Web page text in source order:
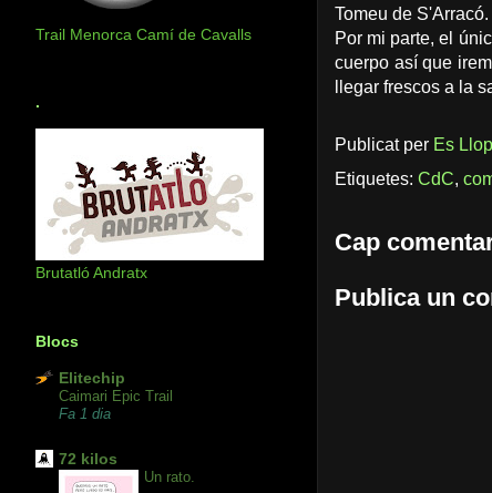
Tomeu de S'Arracó.
Por mi parte, el
cuerpo así que
llegar frescos a la
Publicat per Es
Etiquetes: CdC,
Cap
Publica un
Trail Menorca Camí de Cavalls
.
Brutatló Andratx
Blocs
Elitechip
Caimari Epic Trail
Fa 1 dia
72 kilos
Un rato.